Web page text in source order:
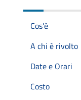
Cos'è
A chi è rivolto
Date e Orari
Costo